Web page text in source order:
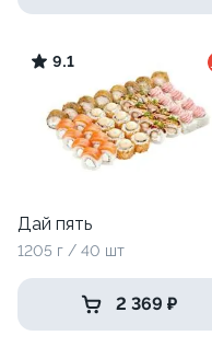
9.1
Дай пять
1205 г / 40 шт
2 369 ₽